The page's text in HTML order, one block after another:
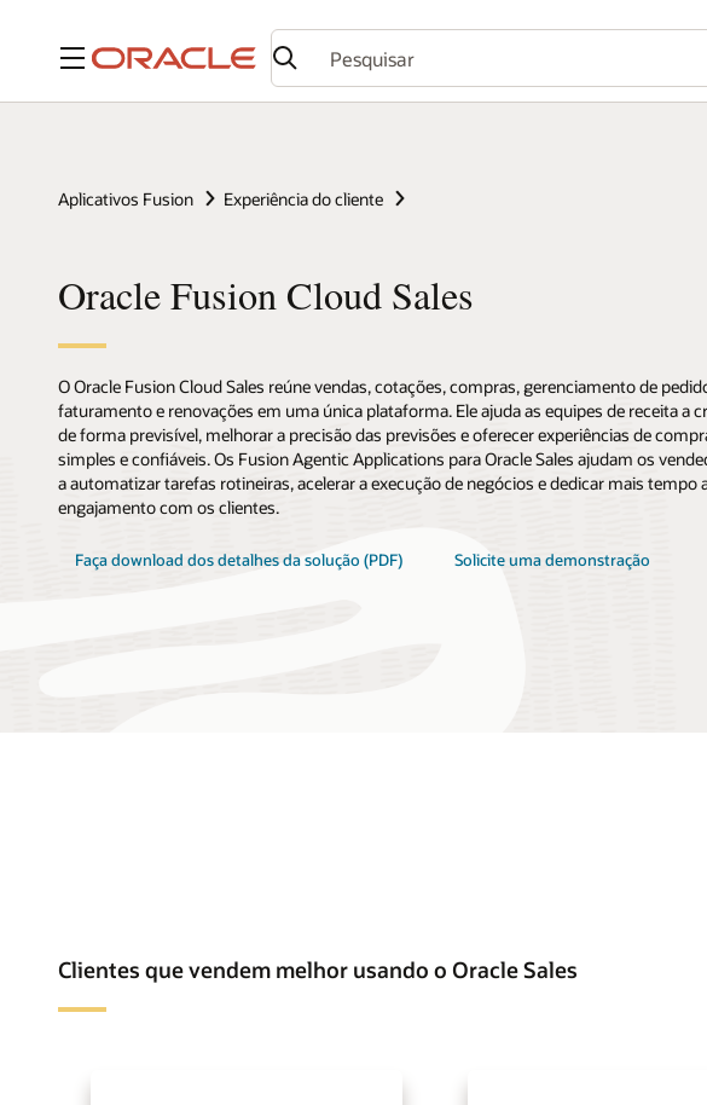
Menu
Aplicativos Fusion Experiência do cliente
Oracle Fusion Cloud Sales
O Oracle Fusion Cloud Sales reúne vendas, cotações, compras, gerenciamento de
faturamento e renovações em uma única plataforma. Ele ajuda as equipes de receita a
de forma previsível, melhorar a precisão das previsões e oferecer experiências de
simples e confiáveis. Os Fusion Agentic Applications para Oracle Sales ajudam os
a automatizar tarefas rotineiras, acelerar a execução de negócios e dedicar mais tempo
engajamento com os clientes.
Faça download dos detalhes da solução (PDF) Solicite uma demonstração
Clientes que vendem melhor usando o Oracle Sales